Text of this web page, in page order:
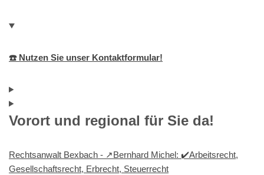
☎️ Nutzen Sie unser Kontaktformular!
Vorort und regional für Sie da!
Rechtsanwalt Bexbach - ↗️Bernhard Michel: ✔️Arbeitsrecht,
Gesellschaftsrecht, Erbrecht, Steuerrecht